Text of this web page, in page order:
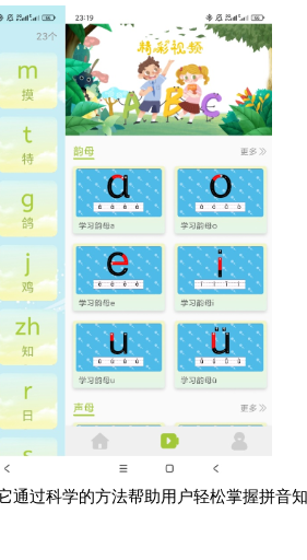
通过科学的方法帮助用户轻松掌握拼音知